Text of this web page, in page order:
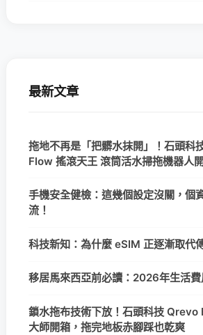
最新文章
拖地不再是「把髒水抹開」！石頭科
Flow 搖滾天王 滾筒活水掃拖機器人
手機安全健檢：這幾個設定沒關，個
流！
科技新知：為什麼 eSIM 正逐漸取代
移居馬來西亞前必讀：2026年生活
鎖水拖布技術下放！石頭科技 Qrevo
大師開箱，拖完地板赤腳踩也乾爽